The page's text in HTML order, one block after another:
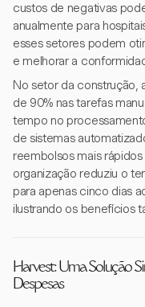
custos de negativas
anualmente para
esses setores podem
e melhorar a
No setor da construção,
de 90% nas tarefas
tempo no
de sistemas
reembolsos mais
organização reduziu o
para apenas cinco dias
ilustrando os benefícios
Harvest: Uma Solução
Despesas